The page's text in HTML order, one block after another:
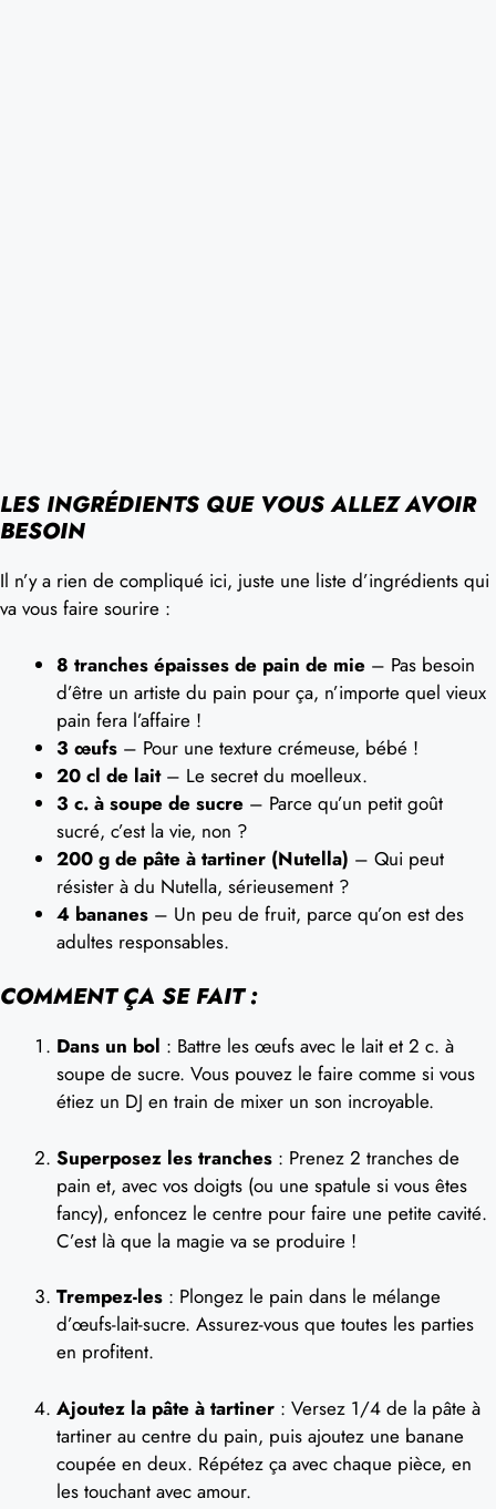
LES INGRÉDIENTS QUE VOUS ALLEZ AVOIR
BESOIN
Il n’y a rien de compliqué ici, juste une liste d’ingrédients qui
va vous faire sourire :
8 tranches épaisses de pain de mie – Pas besoin
d’être un artiste du pain pour ça, n’importe quel vieux
pain fera l’affaire !
3 œufs – Pour une texture crémeuse, bébé !
20 cl de lait– Le secret du moelleux.
3 c. à soupe de sucre – Parce qu’un petit goût
sucré, c’est la vie, non ?
200 g de pâte à tartiner (Nutella) – Qui peut
résister à du Nutella, sérieusement ?
4 bananes – Un peu de fruit, parce qu’on est des
adultes responsables.
COMMENT ÇA SE FAIT :
Dans un bol : Battre les œufs avec le lait et 2 c. à
soupe de sucre. Vous pouvez le faire comme si vous
étiez un DJ en train de mixer un son incroyable.
Superposez les tranches : Prenez 2 tranches de
pain et, avec vos doigts (ou une spatule si vous êtes
fancy), enfoncez le centre pour faire une petite cavité.
C’est là que la magie va se produire !
Trempez-les : Plongez le pain dans le mélange
d’œufs-lait-sucre. Assurez-vous que toutes les parties
en profitent.
Ajoutez la pâte à tartiner : Versez 1/4 de la pâte à
tartiner au centre du pain, puis ajoutez une banane
coupée en deux. Répétez ça avec chaque pièce, en
les touchant avec amour.